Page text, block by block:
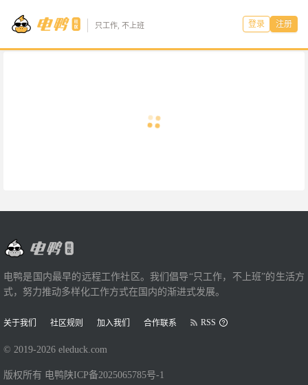
只工作, 不上班 登录 注册
电鸭是国内最早的远程工作社区。我们倡导“只工作，不上班”的生活方
式，努力推动多样化工作方式在国内的渐进式发展。
关于我们 社区规则 加入我们 合作联系 RSS
© 2019-2026 eleduck.com
版权所有 电鸭 陕ICP备2025065785号-1